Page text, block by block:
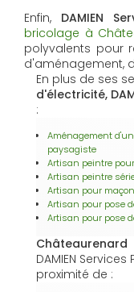
Enfin, DAMIEN
bricolage à
polyvalents pour
d'aménagement,
En plus de ses
d'électricité,
:
Aménagement
paysagiste
Artisan peintre
Artisan peintre
Artisan pour
Artisan pour pose
Artisan pour pose
Châteaurenard
DAMIEN
proximité de :